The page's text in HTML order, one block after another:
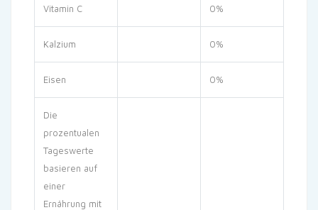
Vitamin C 0%
Kalzium 0%
Eisen 0%
Die
prozentualen
Tageswerte
basieren auf
einer
Ernährung mit